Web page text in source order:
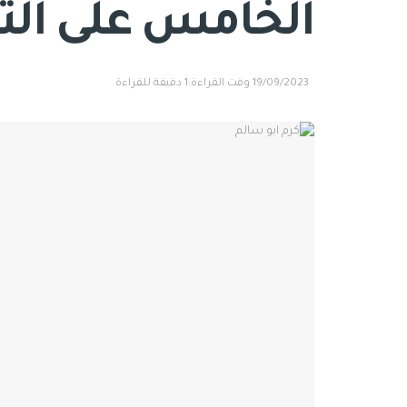
الخامس على
19/09/2023 وقت القراءة:1 دقيقة للقراءة